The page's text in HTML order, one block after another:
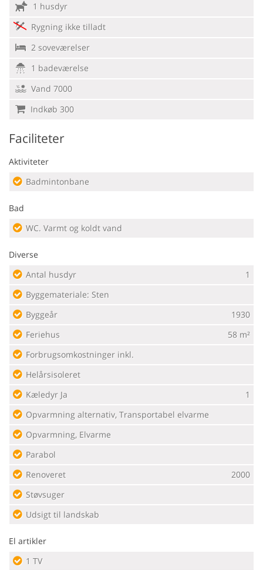
1 husdyr
Rygning ikke tilladt
2 soveværelser
1 badeværelse
Vand 7000
Indkøb 300
Faciliteter
Aktiviteter
Badmintonbane
Bad
WC. Varmt og koldt vand
Diverse
Antal husdyr
1
Byggemateriale: Sten
Byggeår
1930
Feriehus
58 m²
Forbrugsomkostninger inkl.
Helårsisoleret
Kæledyr Ja
1
Opvarmning alternativ, Transportabel elvarme
Opvarmning, Elvarme
Parabol
Renoveret
2000
Støvsuger
Udsigt til landskab
El artikler
1 TV